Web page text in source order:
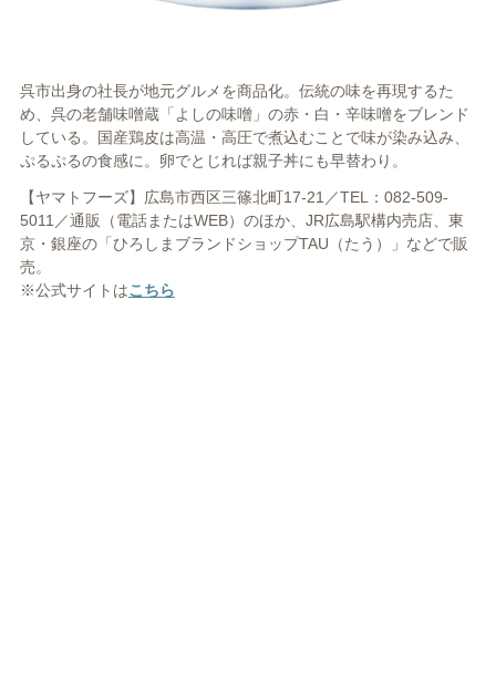
呉市出身の社長が地元グルメを商品化。伝統の味を再現するた
め、呉の老舗味噌蔵「よしの味噌」の赤・白・辛味噌をブレンド
している。国産鶏皮は高温・高圧で煮込むことで味が染み込み、
ぷるぷるの食感に。卵でとじれば親子丼にも早替わり。
【ヤマトフーズ】広島市西区三篠北町17-21／TEL：082-509-
5011／通販（電話またはWEB）のほか、JR広島駅構内売店、東
京・銀座の「ひろしまブランドショップTAU（たう）」などで販
売。
※公式サイトはこちら